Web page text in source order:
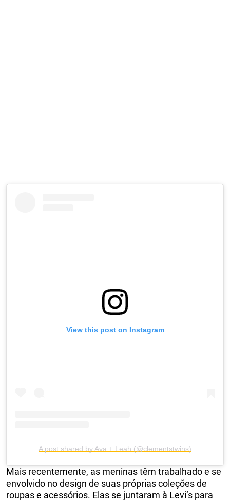
View this post on Instagram
A post shared by Ava + Leah (@clementstwins)
Mais recentemente, as meninas têm trabalhado e se
envolvido no design de suas próprias coleções de
roupas e acessórios. Elas se juntaram à Levi’s para